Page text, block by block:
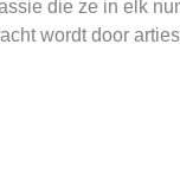
die ze in elk
wordt door